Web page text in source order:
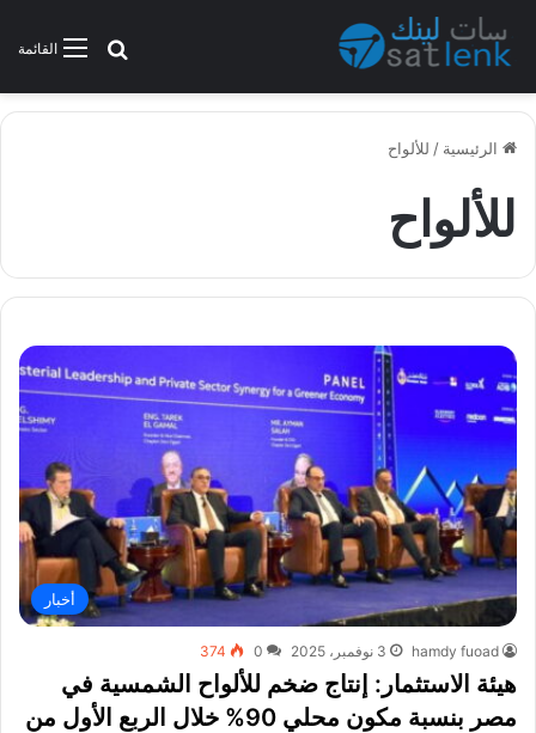
القائمةبحث عن
الرئيسية / للألواح
للألواح
أخبار
hamdy fuoad 3 نوفمبر، 2025 0
374
هيئة الاستثمار: إنتاج ضخم للألواح الشمسية في
مصر بنسبة مكون محلي 90% خلال الربع الأول من